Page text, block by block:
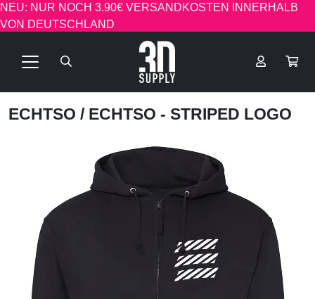
NEU: NUR NOCH 3.90€ VERSANDKOSTEN INNERHALB
VON DEUTSCHLAND
ECHTSO / ECHTSO - STRIPED LOGO